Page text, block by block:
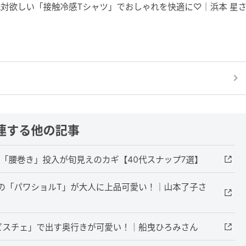
欲しい「接触冷感Tシャツ」でおしゃれを快適に♡｜浜本 星さ
する他の記事
腰巻き」投入が旬見えのカギ【40代スナップ7選】
「パワショルT」が大人に上品可愛い！｜山本了子さ
チェ」で出す奥行きが可愛い！｜船曳ひろみさん